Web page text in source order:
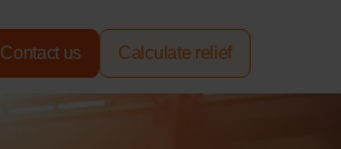
Contact us Calculate relief